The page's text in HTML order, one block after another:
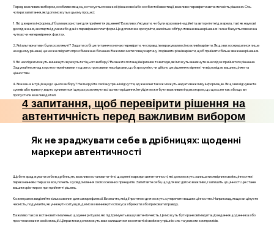
Перед важливим вибором, особливо якщо це стосується значної фінансової або особистої інвестиції, важливо перевірити автентичність рішення. Ось
чотири запитання, які допоможуть в цьому процесі:
1. Які джерела інформації були використані для прийняття рішення? Важливо з’ясувати, чи були враховані надійні та авторитетні джерела, такі як наукові
дослідження, експертні думки або дані з перевірених платформ. Це допоможе зрозуміти, наскільки обґрунтоване ваше рішення і чи не базується воно на
чутках чи неперевірених фактах.
2. Які альтернативи були розглянуті? Задати собі це питання означає перевірити, чи справді ви врахували всі можливі варіанти. Якщо ви зосередилися лише
на одному рішенні, це може свідчити про обмежене бачення. Важливо мати повну картину і порівняти різні варіанти, щоб прийняти більш зважене рішення.
3. Які наслідки можуть виникнути в результаті цього вибору? Визначте потенційні ризики та вигоди, які можуть виникнути внаслідок прийнятого рішення.
Задумайтеся над короткотерміновими та довгостроковими наслідками, щоб зрозуміти, чи дійсно це рішення є вірним і чи відповідає вашим цілям та
цінностям.
4. Яка ваша інтуїція щодо цього вибору? Не ігноруйте свої внутрішні відчуття, адже вони також можуть надати важливу інформацію. Якщо ви відчуваєте
сумнів або тривогу, варто зупинитися і ще раз розглянути всі аспекти рішення. Інтуїція може бути важливим індикатором, що щось не так або що ви
пропустили важливі деталі.
4 запитання, щоб перевірити рішення на
автентичність перед важливим вибором
Як не зраджувати себе в дрібницях: щоденні
маркери автентичності
Щоб не зраджувати себе в дрібницях, важливо встановити чіткі щоденні маркери автентичності, які допоможуть залишатися вірним своїм цінностям і
переконанням. Перш за все, почніть з усвідомлення своїх основних принципів. Запитайте себе, що для вас дійсно важливо, і запишіть ці цінності. Це стане
вашим орієнтиром при прийнятті рішень.
Кожен ранок виділяйте кілька хвилин для саморефлексії. Визначте, які дії протягом дня можуть суперечити вашим цінностям. Наприклад, якщо ви цінуєте
чесність, подумайте, як уникнути ситуацій, де може виникнути спокуса збрехати або приховати правду.
Важливо також встановити маленькі щоденні ритуали, які підтримують вашу автентичність. Це можуть бути ранкові медитації, ведення щоденника або
просте визнання своїх емоцій. Ці практики допоможуть вам залишатися в контакті зі своїм внутрішнім «я» та уникати компромісів.